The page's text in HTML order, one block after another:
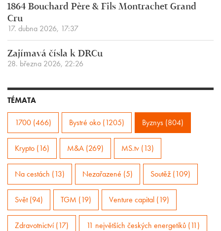
1864 Bouchard Père & Fils Montrachet Grand
Cru
17. dubna 2026, 17:37
Zajímavá čísla k DRCu
28. března 2026, 22:26
TÉMATA
1700 (466) Bystré oko (1205) Byznys (804)
Krypto (16) M&A (269) MS.tv (13)
Na cestách (13) Nezařazené (5) Soutěž (109)
Svět (94) TGM (19) Venture capital (19)
Zdravotnictví (17) 11 největších českých energetiků (11)